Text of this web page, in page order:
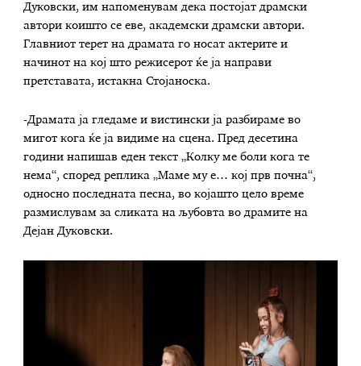
Дуковски, им напоменувам дека постојат драмски
автори коишто се еве, академски драмски автори.
Главниот терет на драмата го носат актерите и
начинот на кој што режисерот ќе ја направи
претставата, истакна Стојаноска.
-Драмата ја гледаме и вистински ја разбираме во
мигот кога ќе ја видиме на сцена. Пред десетина
години напишав еден текст „Колку ме боли кога те
нема“, според реплика „Маме му е… кој прв почна“,
односно последната песна, во којашто цело време
размислувам за сликата на љубовта во драмите на
Дејан Дуковски.